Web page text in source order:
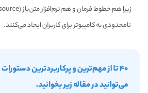
نامحدودی به کامپیوتر برای کاربران ایجاد می‌کنند.
۴۰ تا از مهم‌ترین و پرکاربردترین
می‌توانید در مقاله زیر بخوانید.